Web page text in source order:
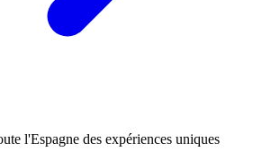
l'Espagne des expériences uniques